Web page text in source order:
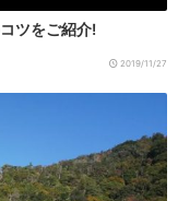
ツをご紹介!
2019/11/27